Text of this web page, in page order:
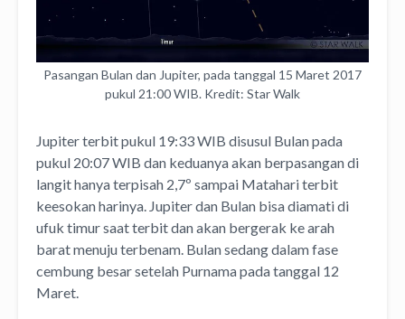
Pasangan Bulan dan Jupiter, pada tanggal 15 Maret 2017
pukul 21:00 WIB. Kredit: Star Walk
Jupiter terbit pukul 19:33 WIB disusul Bulan pada
pukul 20:07 WIB dan keduanya akan berpasangan di
langit hanya terpisah 2,7º sampai Matahari terbit
keesokan harinya. Jupiter dan Bulan bisa diamati di
ufuk timur saat terbit dan akan bergerak ke arah
barat menuju terbenam. Bulan sedang dalam fase
cembung besar setelah Purnama pada tanggal 12
Maret.